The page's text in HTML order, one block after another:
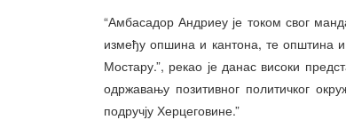
“Амбасадор Андриеу је током свог
између опшина и кантона, те општина и
Мостару.”, рекао је данас високи
одржавању позитивног политичког
подручју Херцеговине.”